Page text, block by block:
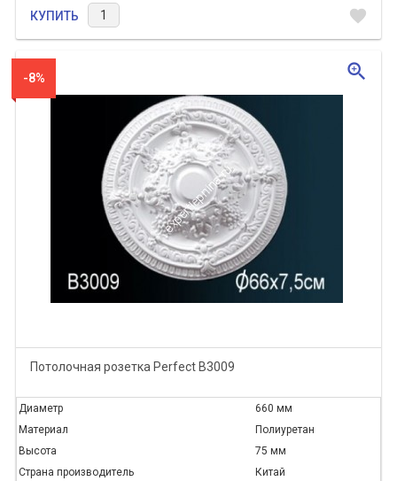
КУПИТЬ favorite
-8%
Потолочная розетка Perfect B3009
Диаметр
660 мм
Материал
Полиуретан
Высота
75 мм
Страна производитель
Китай
zoom_in